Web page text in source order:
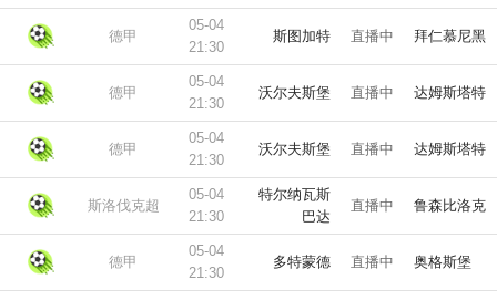
德甲
05-04
21:30
斯图加特 直播中 拜仁慕尼黑
德甲
05-04
21:30
沃尔夫斯堡 直播中 达姆斯塔特
德甲
05-04
21:30
沃尔夫斯堡 直播中 达姆斯塔特
斯洛伐克超
05-04
21:30
特尔纳瓦斯
巴达
直播中 鲁森比洛克
德甲
05-04
21:30
多特蒙德 直播中 奥格斯堡